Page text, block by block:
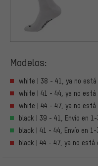
Modelos:
white | 38 - 41, ya no está
white | 41 - 44, ya no está
white | 44 - 47, ya no está
black | 39 - 41, Envío en
black | 41 - 44, Envío en
black | 44 - 47, ya no está